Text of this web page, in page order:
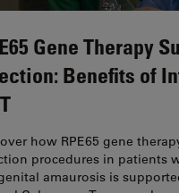
Gene Therapy
Benefits of
how RPE65 gene
procedures in patients
amaurosis is